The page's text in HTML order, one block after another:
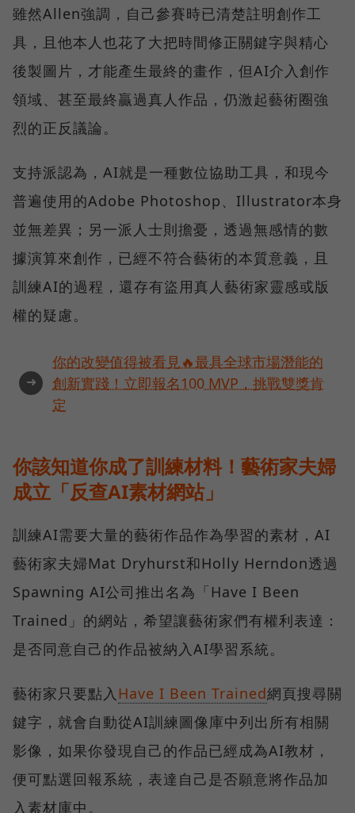
雖然Allen強調，自己參賽時已清楚註明創作工
具，且他本人也花了大把時間修正關鍵字與精心
後製圖片，才能產生最終的畫作，但AI介入創作
領域、甚至最終贏過真人作品，仍激起藝術圈強
烈的正反議論。
支持派認為，AI就是一種數位協助工具，和現今
普遍使用的Adobe Photoshop、Illustrator本身
並無差異；另一派人士則擔憂，透過無感情的數
據演算來創作，已經不符合藝術的本質意義，且
訓練AI的過程，還存有盜用真人藝術家靈感或版
權的疑慮。
➜
你的改變值得被看見🔥最具全球市場潛能的
創新實踐！立即報名100 MVP，挑戰雙獎肯
定
你該知道你成了訓練材料！藝術家夫婦
成立「反查AI素材網站」
訓練AI需要大量的藝術作品作為學習的素材，AI
藝術家夫婦Mat Dryhurst和Holly Herndon透過
Spawning AI公司推出名為「Have I Been
Trained」的網站，希望讓藝術家們有權利表達：
是否同意自己的作品被納入AI學習系統。
藝術家只要點入 Have I Been Trained網頁搜尋關
鍵字，就會自動從AI訓練圖像庫中列出所有相關
影像，如果你發現自己的作品已經成為AI教材，
便可點選回報系統，表達自己是否願意將作品加
入素材庫中。